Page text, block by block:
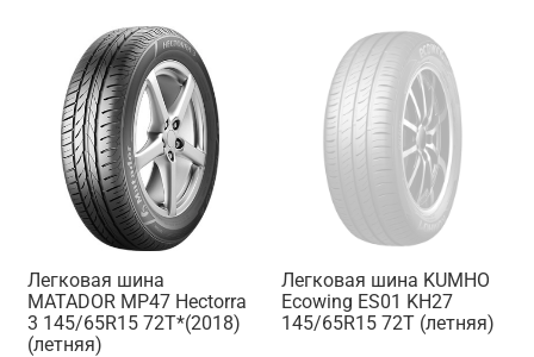
Легковая шина
MATADOR MP47 Hectorra
3 145/65R15 72T*(2018)
(летняя)
Легковая шина KUMHO
Ecowing ES01 KH27
145/65R15 72T (летняя)